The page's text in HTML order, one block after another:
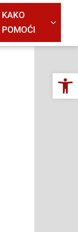
KAKO
POMOĆI